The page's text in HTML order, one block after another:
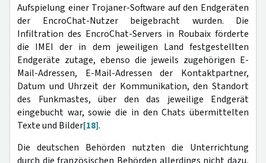
Aufspielung einer Trojaner-Software auf den Endgeräten
der EncroChat-Nutzer beigebracht wurden. Die
Infiltration des EncroChat-Servers in Roubaix förderte
die IMEI der in dem jeweiligen Land festgestellten
Endgeräte zutage, ebenso die jeweils zugehörigen E-
Mail-Adressen, E-Mail-Adressen der Kontaktpartner,
Datum und Uhrzeit der Kommunikation, den Standort
des Funkmastes, über den das jeweilige Endgerät
eingebucht war, sowie die in den Chats übermittelten
Texte und Bilder[18].
Die deutschen Behörden nutzten die Unterrichtung